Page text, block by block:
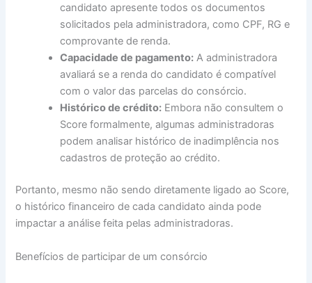
candidato apresente todos os documentos
solicitados pela administradora, como CPF, RG e
comprovante de renda.
Capacidade de pagamento: A administradora
avaliará se a renda do candidato é compatível
com o valor das parcelas do consórcio.
Histórico de crédito: Embora não consultem o
Score formalmente, algumas administradoras
podem analisar histórico de inadimplência nos
cadastros de proteção ao crédito.
Portanto, mesmo não sendo diretamente ligado ao Score,
o histórico financeiro de cada candidato ainda pode
impactar a análise feita pelas administradoras.
Benefícios de participar de um consórcio